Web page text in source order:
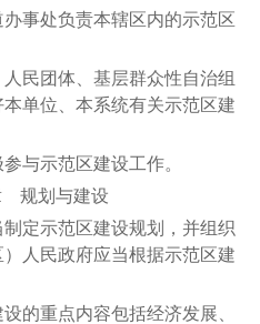
事处负责本辖区内的示范区
团体、基层群众性自治组
单位、本系统有关示范区建
示范区建设工作。
划与建设
示范区建设规划，并组织
人民政府应当根据示范区建
重点内容包括经济发展、